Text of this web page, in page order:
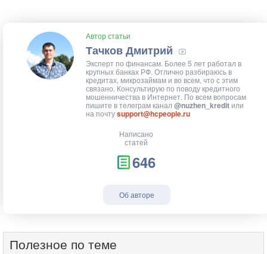
Автор статьи
Тачков Дмитрий
Эксперт по финансам. Более 5 лет работал в
крупных банках РФ. Отлично разбираюсь в
кредитах, микрозаймам и во всем, что с этим
связано. Консультирую по поводу кредитного
мошенничества в Интернет. По всем вопросам
пишите в телеграм канал @nuzhen_kredit или
на почтуsupport@hcpeople.ru
Написано
статей
646
Об авторе
Полезное по теме